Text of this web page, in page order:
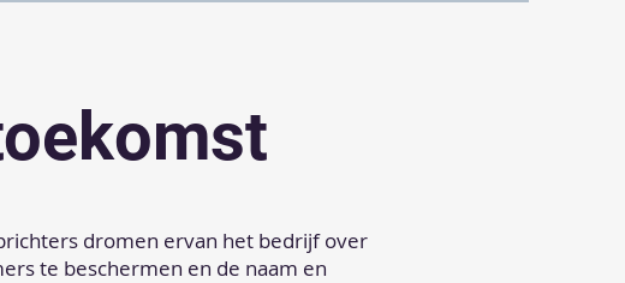
dromen ervan het bedrijf over
te beschermen en de naam en